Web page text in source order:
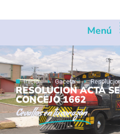
Menú
Inicio Gaceta
RESOLUCION ACTA
CONCEJO 1662
Cevallosen tu corazón